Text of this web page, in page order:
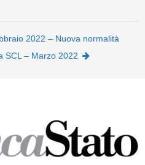
2022 – Nuova normalità
SCL – Marzo 2022